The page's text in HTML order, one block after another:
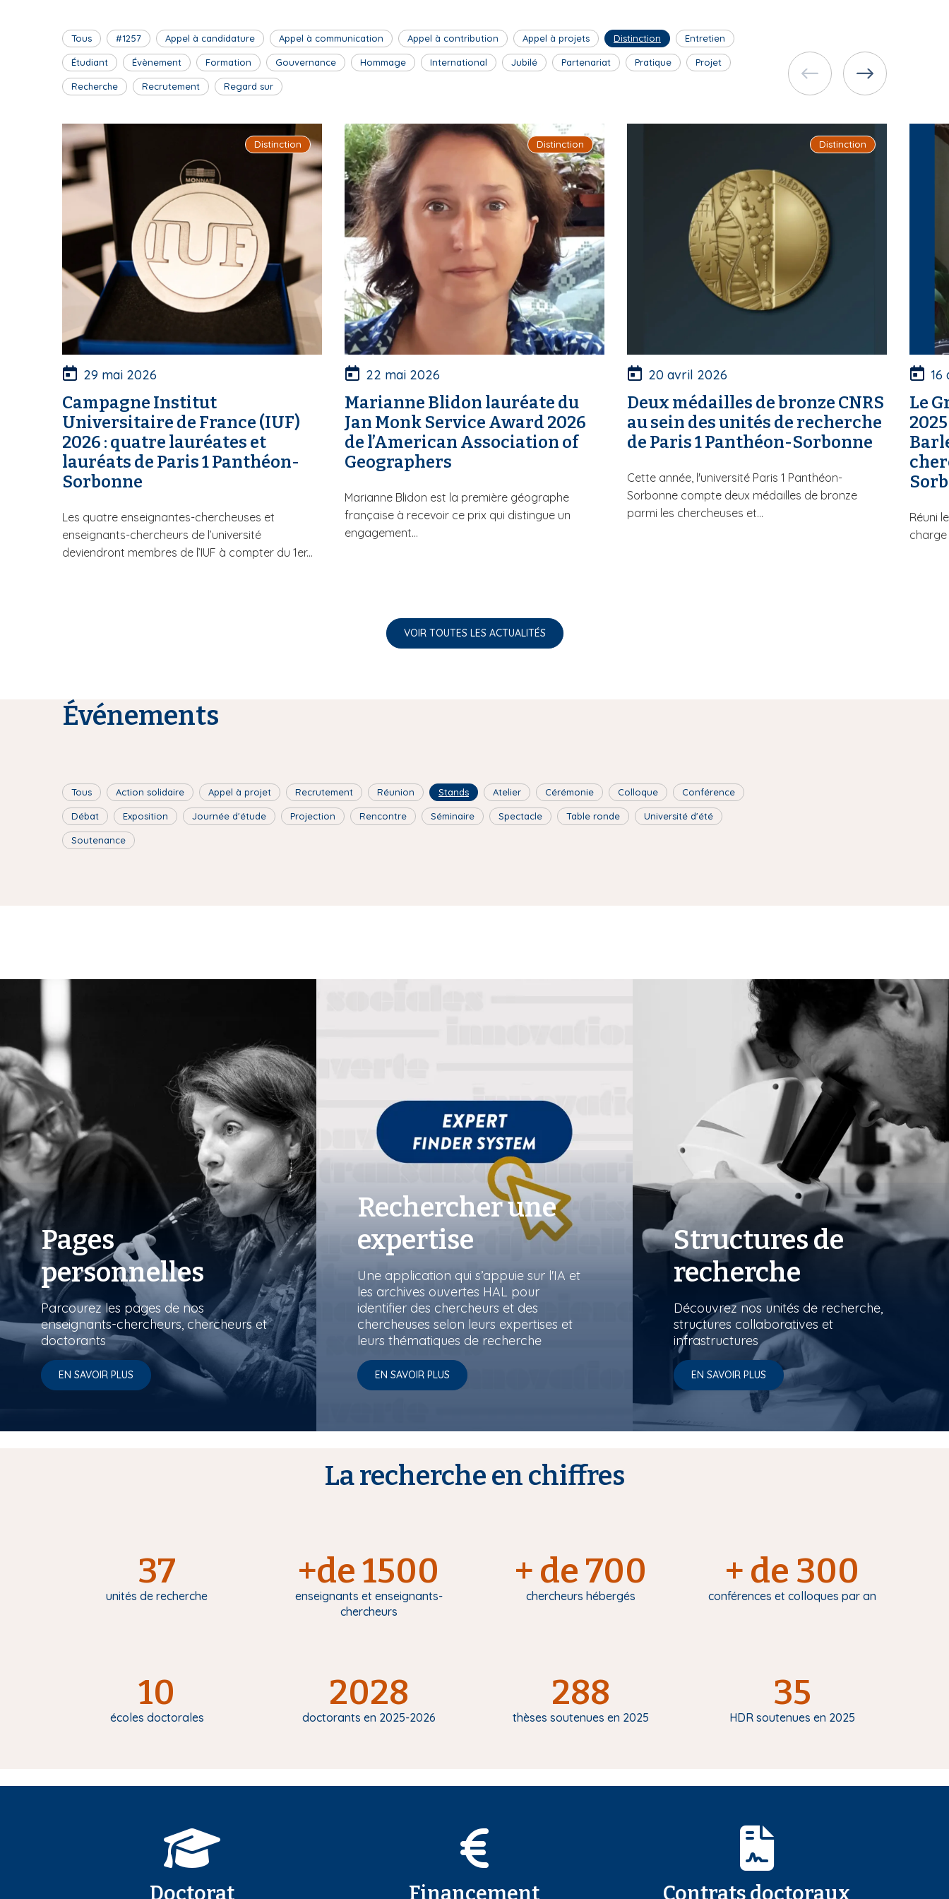
Tous #1257 Appel à candidature Appel à communication Appel à contribution Appel à projets Distinction Entretien
Étudiant Évènement Formation Gouvernance Hommage International Jubilé Partenariat Pratique Projet
Recherche Recrutement Regard sur
Distinction
29 mai 2026
Campagne Institut
Universitaire de France (IUF)
2026 : quatre lauréates et
lauréats de Paris 1 Panthéon-
Sorbonne
Les quatre enseignantes-chercheuses et
enseignants-chercheurs de l’université
deviendront membres de l’IUF à compter du 1er...
Distinction
22 mai 2026
Marianne Blidon lauréate du
Jan Monk Service Award 2026
de l’American Association of
Geographers
Marianne Blidon est la première géographe
française à recevoir ce prix qui distingue un
engagement...
Distinction
20 avril 2026
Deux médailles de bronze CNRS
au sein des unités de recherche
de Paris 1 Panthéon-Sorbonne
Cette année, l'université Paris 1 Panthéon-
Sorbonne compte deux médailles de bronze
parmi les chercheuses et...
16
Le
Réuni
charge
VOIR TOUTES LES ACTUALITÉS
Événements
Tous Action solidaire Appel à projet Recrutement Réunion Stands Atelier Cérémonie Colloque Conférence
Débat Exposition Journée d'étude Projection Rencontre Séminaire Spectacle Table ronde Université d'été
Soutenance
Pages
personnelles
Parcourez les pages de nos
enseignants-chercheurs, chercheurs et
doctorants
EN SAVOIR PLUS
Rechercher une
expertise
Une application qui s’appuie sur l'IA et
les archives ouvertes HAL pour
identifier des chercheurs et des
chercheuses selon leurs expertises et
leurs thématiques de recherche
EN SAVOIR PLUS
Structures de
recherche
Découvrez nos unités de recherche,
structures collaboratives et
infrastructures
EN SAVOIR PLUS
La recherche en chiffres
37
unités de recherche
+de 1500
enseignants et enseignants-
chercheurs
+ de 700
chercheurs hébergés
+ de 300
conférences et colloques par an
10
écoles doctorales
2028
doctorants en 2025-2026
288
thèses soutenues en 2025
35
HDR soutenues en 2025
Doctorat Financement Contrats doctoraux